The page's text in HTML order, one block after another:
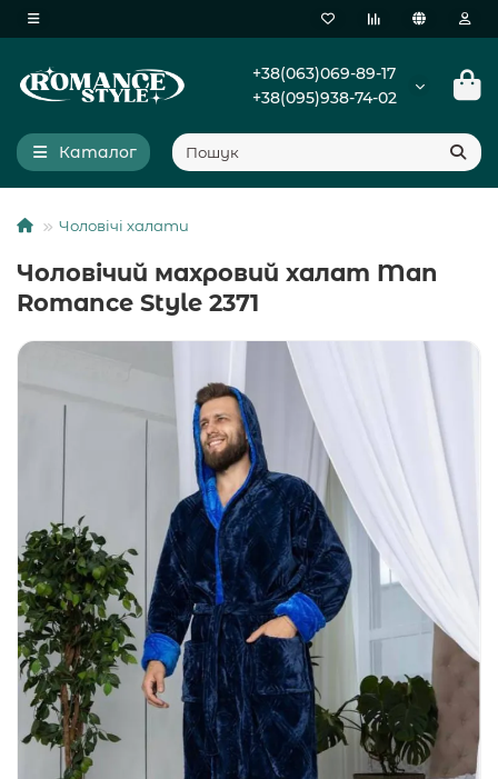
+38(063)069-89-17
+38(095)938-74-02
Каталог
Чоловічі халати
Чоловічий махровий халат Man
Romance Style 2371